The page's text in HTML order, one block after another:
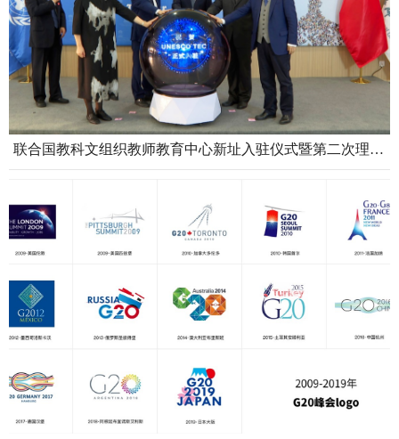
联合国教科文组织教师教育中心新址入驻仪式暨第二次理事会在上海举行